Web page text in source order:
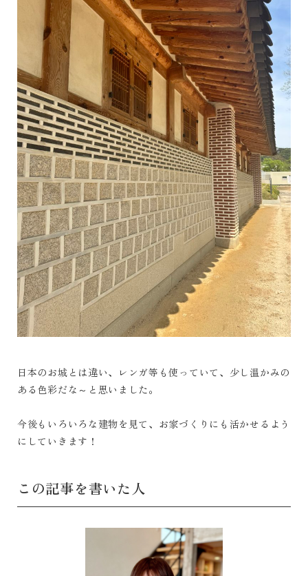
日本のお城とは違い、レンガ等も使っていて、少し温かみの
ある色彩だな～と思いました。
今後もいろいろな建物を見て、お家づくりにも活かせるよう
にしていきます！
この記事を書いた人